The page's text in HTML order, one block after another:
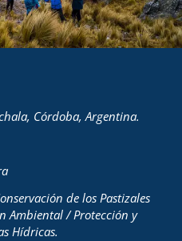
Córdoba, Argentina.
de los Pastizales
Ambiental / Protección y
Hídricas.